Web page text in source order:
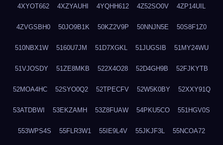
4XYOT662 4XZYAUHI 4YQHH612 4Z52SO0V 4ZP14UIL
4ZVGSBH0 50JO9B1K 50KZ2V9P 50NNJN5E 50S8F1Z0
510NBX1W 5160U7JM 51D7XGKL 51JUGSIB 51MY24WU
51VJOSDY 51ZE8MKB 522X4O28 52D4GH9B 52FJKYTB
52MOA4HC 52SYO0Q2 52TPECFV 52W5K0BY 52XXY91Q
53ATDBWI 53EKZAMH 53Z8FUAW 54PKU5CO 551HGV0S
553WPS4S 55FLR3W1 55IE9L4V 55JKJF3L 55NCOA72